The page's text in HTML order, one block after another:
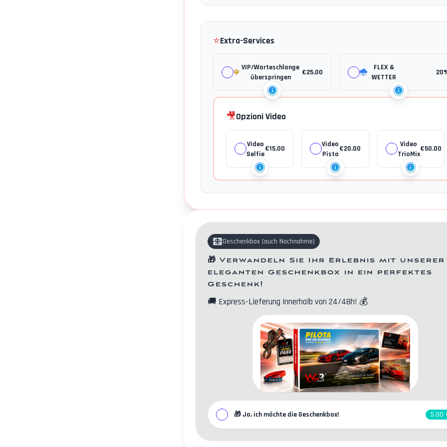
⭐Extra-Services
VIP/Warteschlange
überspringen
€25.00
FLEX &
WETTER
🎥Opzioni Video
Video
Selfie
€15.00
Video
Pista
€20.00
Video
TrioMix
€50.00
Geschenkbox (auch Nachnahme)
🎁 Verwandeln Sie Ihr Erlebnis mit unserer
eleganten Geschenkbox in ein perfektes
Geschenk!
🚚 Express-Lieferung innerhalb von 24/48h! 💰
🎁 Ja, ich möchte die Geschenkbox! 5,00